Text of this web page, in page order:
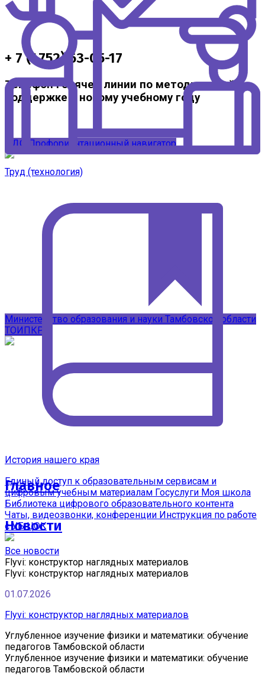
+ 7 (4752) 63-05-17
Телефон горячей линии по методической
поддержке к новому учебному году
ЦДО Профориентационный навигатор
Подписывайтесь на наши каналы в
Министерство образования и науки Тамбовской области
ТОИПКРО
Единый доступ к образовательным сервисам и
цифровым учебным материалам Госуслуги Моя школа
Библиотека цифрового образовательного контента
Чаты, видеозвонки, конференции Инструкция по работе
с УБ ЦОК
Труд (технология)
История нашего края
Главное
Новости
Все новости
Flyvi: конструктор наглядных материалов
Flyvi: конструктор наглядных материалов
01.07.2026
Flyvi: конструктор наглядных материалов
Углубленное изучение физики и математики: обучение
педагогов Тамбовской области
Углубленное изучение физики и математики: обучение
педагогов Тамбовской области